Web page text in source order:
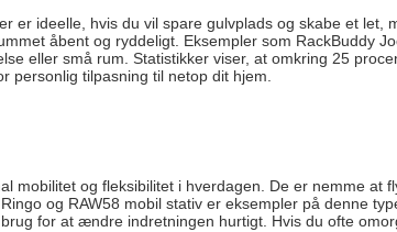
ideelle, hvis du vil spare gulvplads og skabe et let,
åbent og ryddeligt. Eksempler som RackBuddy
eller små rum. Statistikker viser, at omkring 25
personlig tilpasning til netop dit hjem.
mobilitet og fleksibilitet i hverdagen. De er nemme
og RAW58 mobil stativ er eksempler på denne
for at ændre indretningen hurtigt. Hvis du ofte